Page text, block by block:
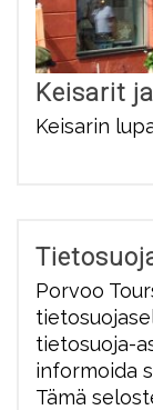
Keisarit
Keisarin
Porvoo
tietosuoja-
informoida
Tämä